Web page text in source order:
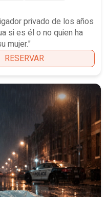
privado de los años
si es él o no quien ha
mujer."
RESERVAR